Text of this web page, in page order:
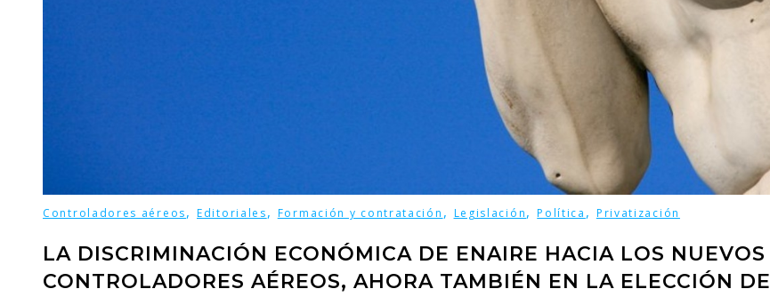
Controladores aéreos, Editoriales, Formación y contratación , Legislación,Política , Privatización
LA DISCRIMINACIÓN ECONÓMICA DE ENAIRE HACIA LOS NUEVOS
CONTROLADORES AÉREOS, AHORA TAMBIÉN EN LA ELECCIÓN DE